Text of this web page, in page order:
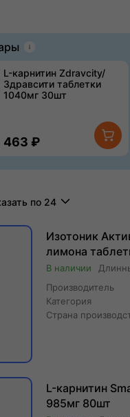
L-карнитин Zdravcity/
Здравсити таблетки
1040мг 30шт
463 ₽
по 24
Изотоник
лимона
Производитель
Категория
Страна
L-карнитин
985мг 80шт